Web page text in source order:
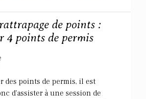
de points :
4 points de permis
des points de permis, il est
d'assister à une session de